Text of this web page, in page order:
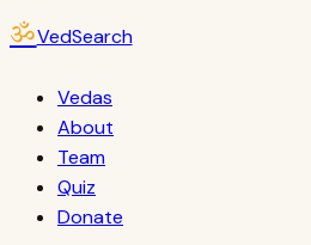
ॐVedSearch
Vedas
About
Team
Quiz
Donate